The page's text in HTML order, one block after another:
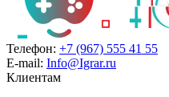
Телефон: +7 (967) 555 41 55
E-mail: Info@Igrar.ru
Клиентам